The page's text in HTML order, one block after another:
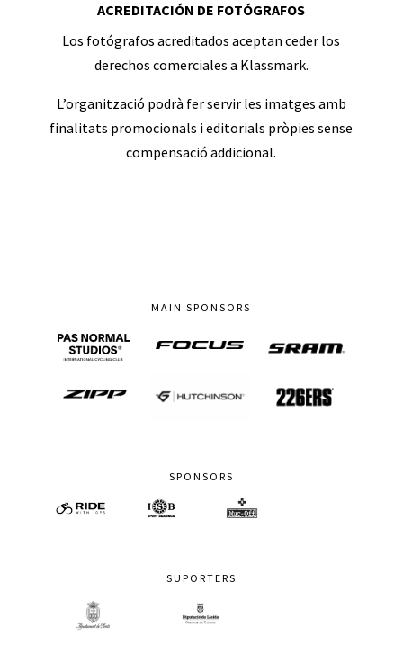
ACREDITACIÓN DE FOTÓGRAFOS
Los fotógrafos acreditados aceptan ceder los
derechos comerciales a Klassmark.
L’organització podrà fer servir les imatges amb
finalitats promocionals i editorials pròpies sense
compensació addicional.
MAIN SPONSORS
SPONSORS
SUPORTERS